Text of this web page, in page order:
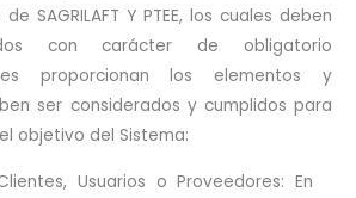
SAGRILAFT Y PTEE, los cuales deben
con carácter de obligatorio
proporcionan los elementos y
ser considerados y cumplidos para
objetivo del Sistema:
Usuarios o Proveedores: En